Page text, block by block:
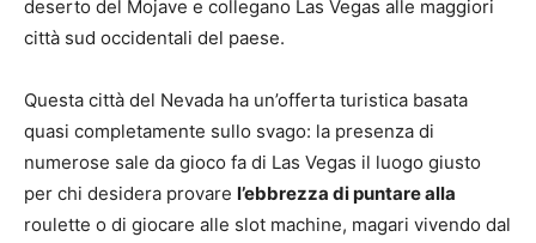
deserto del Mojave e collegano Las Vegas alle maggiori
città sud occidentali del paese.
Questa città del Nevada ha un’offerta turistica basata
quasi completamente sullo svago: la presenza di
numerose sale da gioco fa di Las Vegas il luogo giusto
per chi desidera provare l’ebbrezza di puntare alla
roulette o di giocare alle slot machine, magari vivendo dal